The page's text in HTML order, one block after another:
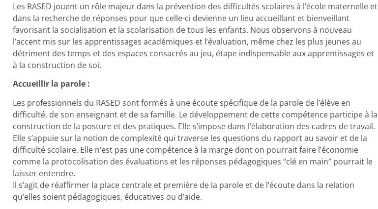
Les RASED jouent un rôle majeur dans la prévention des difficultés scolaires à l’école maternelle et
dans la recherche de réponses pour que celle-ci devienne un lieu accueillant et bienveillant
favorisant la socialisation et la scolarisation de tous les enfants. Nous observons à nouveau
l’accent mis sur les apprentissages académiques et l’évaluation, même chez les plus jeunes au
détriment des temps et des espaces consacrés au jeu, étape indispensable aux apprentissages et
à la construction de soi.
Accueillir la parole :
Les professionnels du RASED sont formés à une écoute spécifique de la parole de l’élève en
difficulté, de son enseignant et de sa famille. Le développement de cette compétence participe à la
construction de la posture et des pratiques. Elle s’impose dans l’élaboration des cadres de travail.
Elle s’appuie sur la notion de complexité qui traverse les questions du rapport au savoir et de la
difficulté scolaire. Elle n’est pas une compétence à la marge dont on pourrait faire l’économie
comme la protocolisation des évaluations et les réponses pédagogiques “clé en main” pourrait le
laisser entendre.
Il s’agit de réaffirmer la place centrale et première de la parole et de l’écoute dans la relation
qu’elles soient pédagogiques, éducatives ou d’aide.